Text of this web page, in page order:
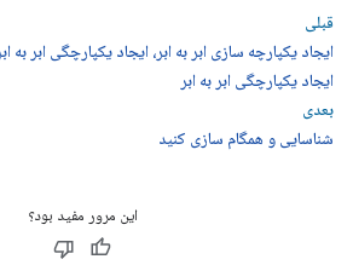
قبلی
ایجاد یکپارچه سازی ابر به ابر، ایجاد یکپارچگی ابر به
ایجاد یکپارچگی ابر به ابر
بعدی
شناسایی و همگام سازی کنید
این مرور مفید بود؟